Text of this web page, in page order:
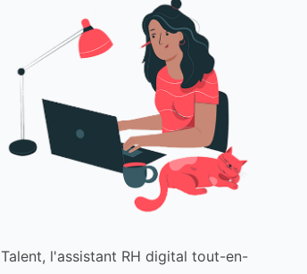
Talent, l'assistant RH digital tout-en-